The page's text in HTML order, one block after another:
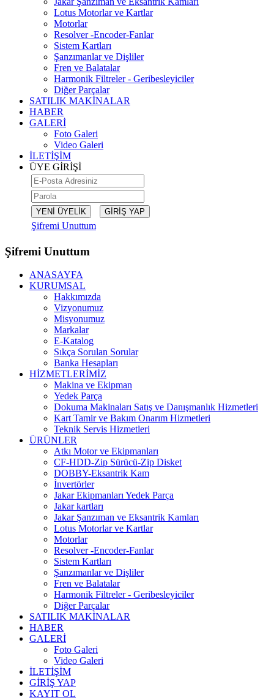
Lotus Motorlar ve Kartlar
Motorlar
Resolver -Encoder-Fanlar
Sistem Kartları
Şanzımanlar ve Dişliler
Fren ve Balatalar
Harmonik Filtreler - Geribesleyiciler
Diğer Parçalar
SATILIK MAKİNALAR
HABER
GALERİ
Foto Galeri
Video Galeri
İLETİŞİM
ÜYE GİRİŞİ
Şifremi Unuttum
Şifremi Unuttum
ANASAYFA
KURUMSAL
Hakkımızda
Vizyonumuz
Misyonumuz
Markalar
E-Katalog
Sıkça Sorulan Sorular
Banka Hesapları
HİZMETLERİMİZ
Makina ve Ekipman
Yedek Parça
Dokuma Makinaları Satış ve Danışmanlık Hizmetleri
Kart Tamir ve Bakım Onarım Hizmetleri
Teknik Servis Hizmetleri
ÜRÜNLER
Atkı Motor ve Ekipmanları
CF-HDD-Zip Sürücü-Zip Disket
DOBBY-Eksantrik Kam
İnvertörler
Jakar Ekipmanları Yedek Parça
Jakar kartları
Jakar Şanzıman ve Eksantrik Kamları
Lotus Motorlar ve Kartlar
Motorlar
Resolver -Encoder-Fanlar
Sistem Kartları
Şanzımanlar ve Dişliler
Fren ve Balatalar
Harmonik Filtreler - Geribesleyiciler
Diğer Parçalar
SATILIK MAKİNALAR
HABER
GALERİ
Foto Galeri
Video Galeri
İLETİŞİM
GİRİŞ YAP
KAYIT OL